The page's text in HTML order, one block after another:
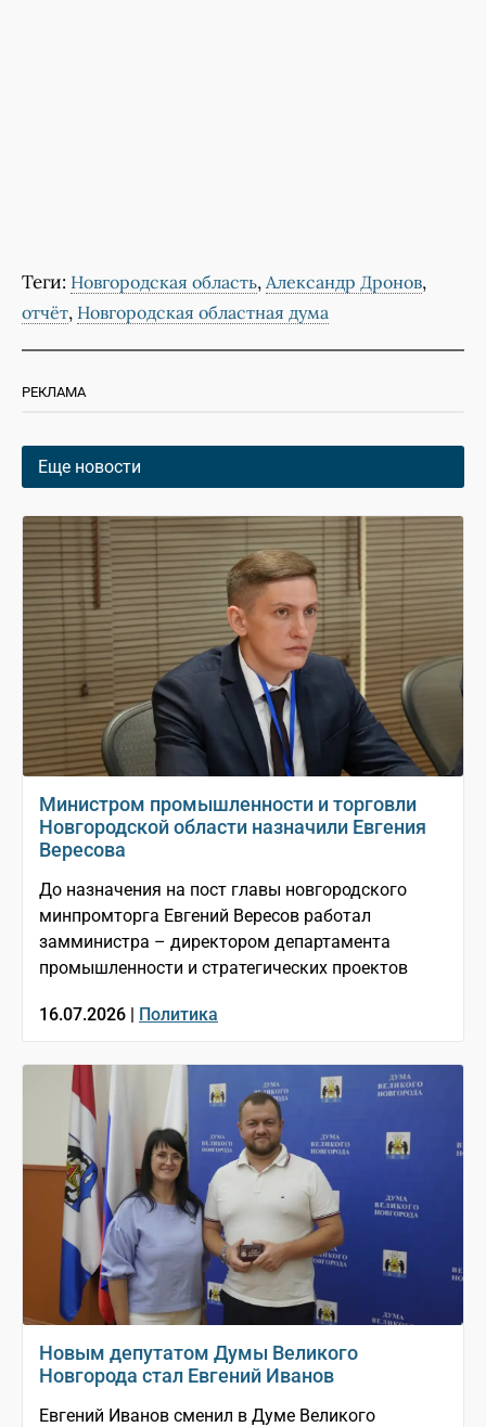
Теги: Новгородская область, Александр Дронов,
отчёт, Новгородская областная дума
РЕКЛАМА
Еще новости
Министром промышленности и торговли
Новгородской области назначили Евгения
Вересова
До назначения на пост главы новгородского
минпромторга Евгений Вересов работал
замминистра – директором департамента
промышленности и стратегических проектов
16.07.2026 | Политика
Новым депутатом Думы Великого
Новгорода стал Евгений Иванов
Евгений Иванов сменил в Думе Великого